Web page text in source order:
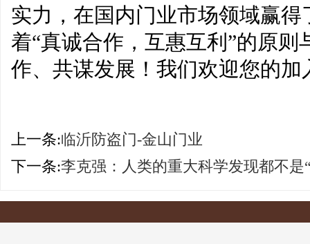
实力，在国内门业市场领域赢得
着“真诚合作，互惠互利”的原则
作、共谋发展！我们欢迎您的加
上一条:临沂防盗门-金山门业
下一条:李克强：人类的重大科学发现都不是